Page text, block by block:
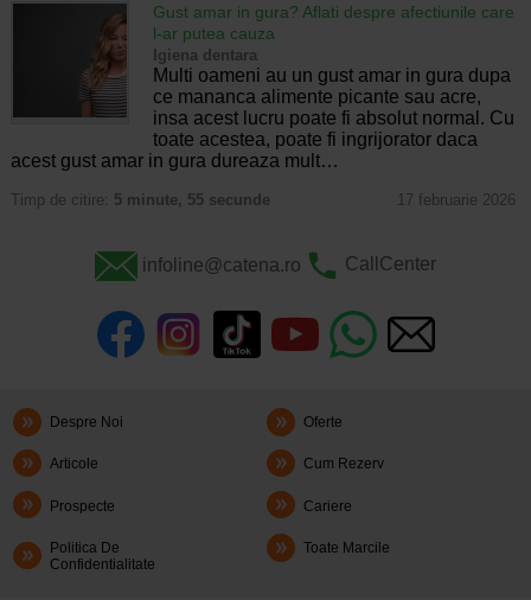
Gust amar in gura? Aflati despre afectiunile care
l-ar putea cauza
Igiena dentara
Multi oameni au un gust amar in gura dupa
ce mananca alimente picante sau acre,
insa acest lucru poate fi absolut normal. Cu
toate acestea, poate fi ingrijorator daca
acest gust amar in gura dureaza mult…
Timp de citire: 5 minute, 55 secunde 17 februarie 2026
infoline@catena.ro CallCenter
Despre Noi Oferte
Articole Cum Rezerv
Prospecte Cariere
Politica De
Confidentialitate
Toate Marcile